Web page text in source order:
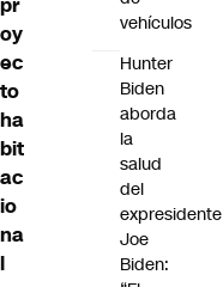
oy
ec
to
ha
bit
ac
io
na
l
vehículos
Hunter
Biden
aborda
la
salud
del
expresidente
Joe
Biden: